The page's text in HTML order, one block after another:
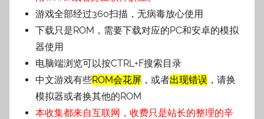
游戏全部经过360扫描，无病毒放心使用
下载只是ROM，需要下载对应的PC和安卓的模拟
器使用
电脑端浏览可以按CTRL+F搜索目录
中文游戏有些ROM会花屏 ，或者出现错误 ，请换
模拟器或者换其他的ROM
本收集都来自互联网，收费只是站长的整理的辛